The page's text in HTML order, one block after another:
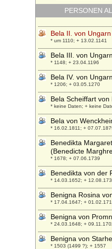
PERSONEN
Bela I. von Ungarn
* um 1015; + 1063
Bela II. von
* um 1110; + 13.02.1141
Bela III. von Ungarn
* 1148; + 23.04.1196
Bela IV. von Ungarn
* 1206; + 03.05.1270
Bela Scheiffart
* keine Daten; + keine
Bela von
* 16.02.1811; +
Benedikta
(Benedicte
* 1678; + 07.06.1739
Benedikta von der
* 14.03.1652; +
Benigna Rosina
* 17.04.1647; +
Benigna von
* 24.03.1648; +
Benigna von
* 1503 (1499 ?); + 1557